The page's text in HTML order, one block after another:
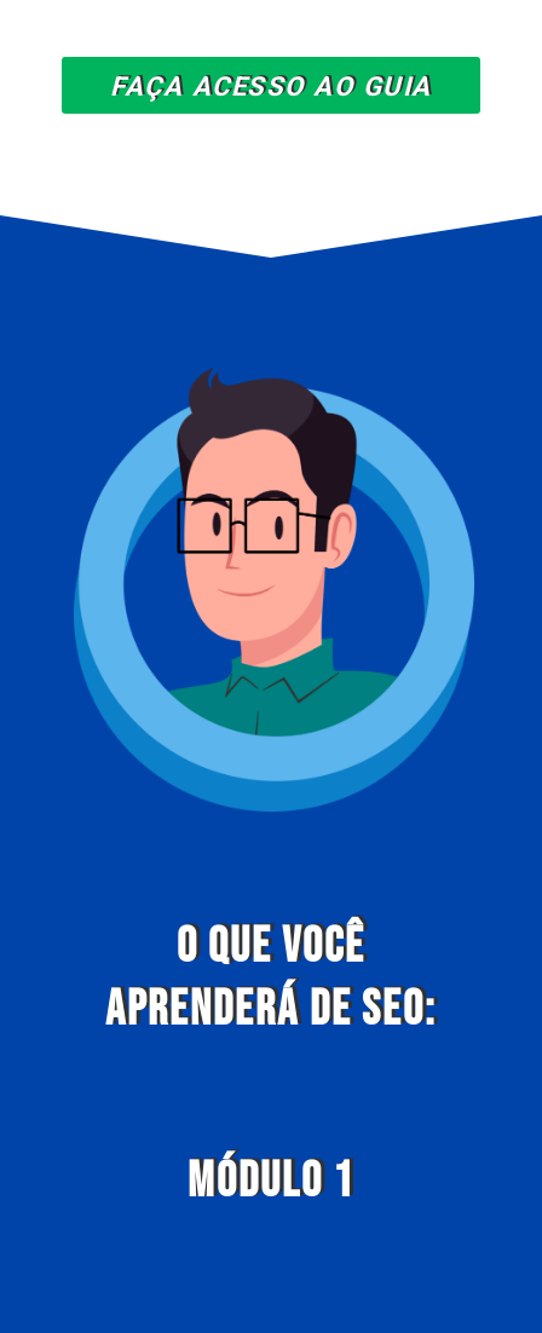
FAÇA ACESSO AO GUIA
O QUE VOCÊ
APRENDERÁ DE SEO:
MÓDULO 1